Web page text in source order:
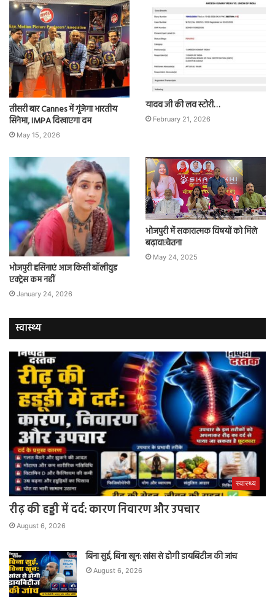
तीसरी बार Cannes में गूंजेगा भारतीय
सिनेमा, IMPA दिखाएगा दम
May 15, 2026
यादव जी की लव स्टोरी…
February 21, 2026
भोजपुरी हसिनाएं आज किसी बॉलीवुड
एक्ट्रेस कम नहीं
January 24, 2026
भोजपुरी में सकारात्मक विषयों को मिले
बढ़ावा:चेतना
May 24, 2025
स्वास्थ्य
स्वास्थ्य
रीढ़ की हड्डी में दर्द: कारण निवारण और उपचार
August 6, 2026
बिना सुई, बिना खून: सांस से होगी डायबिटीज की जांच
August 6, 2026